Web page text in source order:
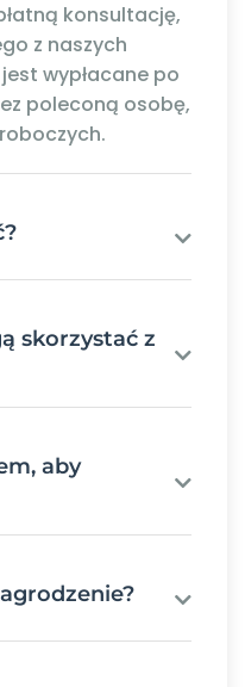
konsultację,
z naszych
wypłacane po
poleconą osobę,
skorzystać z
aby